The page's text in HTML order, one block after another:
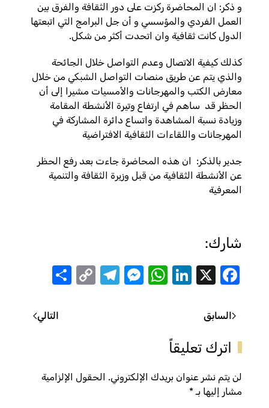
و ذكر: ان المحاضرة ركزت على دور الثقافة والفرق بين
العمل الفردي والمؤسسي و أن جل البرامج التي اتبعتها
الدول كانت ثقافية وان اتحدت أكثر من شكل.
كذلك كيفية الاتصال وعدم التواصل خلال الجائحة
والذي يتم عن طريق منصات التواصل الشبكي من خلال
معارض الكتب والمهرجانات والأمسيات مشيرا إلى أن
الحظر قد ساهم في ارتفاع وتيرة الأنشطة المقامة
وزيادة نسبة المشاهدة واتساع دائرة المشاركة في
المهرجانات واللقاءات الثقافية الافتراضية
جدير بالذكر: ان هذه المحاضرة جاءت بعد رفع الحظر
عن الأنشطة الثقافية من قبل وزيرة الثقافة والتنمية
المعرفية
شارك:
Facebook
X
LinkedIn
WhatsApp
Messenger
Telegram
Copy
السابق التالي
اترك تعليقاً
لن يتم نشر عنوان بريدك الإلكتروني. الحقول الإلزامية
مشار إليها بـ*